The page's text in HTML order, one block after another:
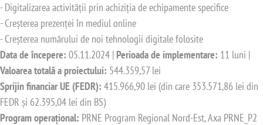
- Digitalizarea activității prin achiziția de echipamente specifice
- Creșterea prezenței în mediul online
- Creșterea numărului de noi tehnologii digitale folosite
Data de începere: 05.11.2024 | Perioada de implementare: 11 luni |
Valoarea totală a proiectului: 544.359,57 lei
Sprijin financiar UE (FEDR): 415.966,90 lei (din care 353.571,86 lei din
FEDR și 62.395,04 lei din BS)
Program operațional: PRNE Program Regional Nord-Est, Axa PRNE_P2